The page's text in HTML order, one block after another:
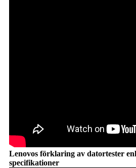
Lenovos förklaring av datortester
specifikationer